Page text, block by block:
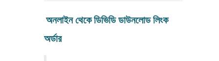
অনলাইন থেকেডিভিডিডাউনলোড লিংক
অর্ডার